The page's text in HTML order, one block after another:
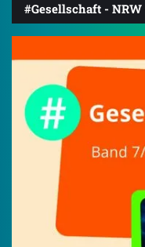
#Gesellschaft -